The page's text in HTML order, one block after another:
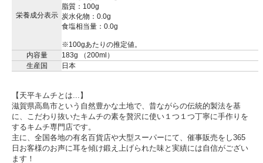
栄養成分表示
脂質：100g
炭水化物：0.0g
食塩相当量：0.0g
※100gあたりの推定値。
内容量
183g （200ml）
生産国
日本
【天平キムチとは...】
滋賀県高島市という自然豊かな土地で、昔ながらの伝統的製法を基
に、こだわり抜いたキムチの素を贅沢に使い１つ１つ丁寧に手作りを
するキムチ専門店です。
主に、全国各地の有名百貨店や大型スーパーにて、催事販売をし365
日お客様のお声に耳を傾け鍛え上げられた味と実績には自信がござい
ます！